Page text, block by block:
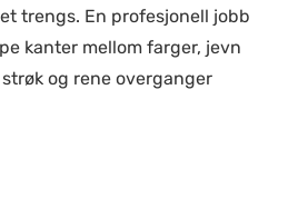
trengs. En profesjonell jobb
kanter mellom farger, jevn
og rene overganger